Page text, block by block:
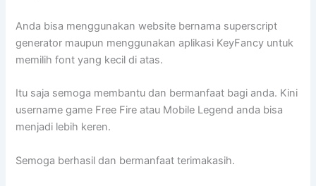
Anda bisa menggunakan website bernama superscript
generator maupun menggunakan aplikasi KeyFancy untuk
memilih font yang kecil di atas.
Itu saja semoga membantu dan bermanfaat bagi anda. Kini
username game Free Fire atau Mobile Legend anda bisa
menjadi lebih keren.
Semoga berhasil dan bermanfaat terimakasih.